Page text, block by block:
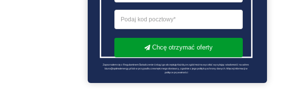
Chcę otrzymać oferty
Zapoznałem się z Regulaminem Świadczenie Usług i go akceptuję Każdą ze zgód można wycofać wysyłając wiadomość na adres
biuro@optimalenergy.pl lub w przypadku zewnętrznego dostawcy, zgodnie z jego polityką ochrony danych. Więcej informacji w
polityce prywatności